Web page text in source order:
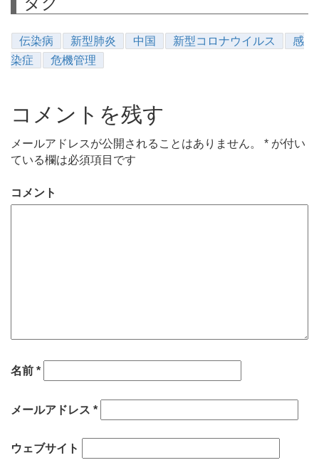
伝染病 新型肺炎 中国 新型コロナウイルス
感
染症
危機管理
コメントを残す
メールアドレスが公開されることはありません。 * が付い
ている欄は必須項目です
コメント
名前 *
メールアドレス *
ウェブサイト